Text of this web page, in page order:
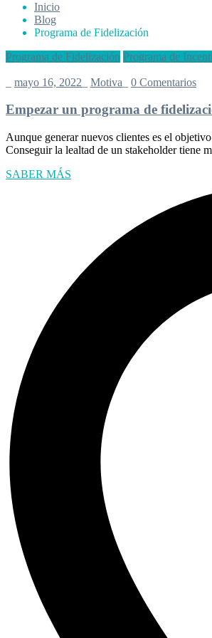
Inicio
Blog
Programa de Fidelización
Programa de Fidelización Programa de
mayo 16, 2022 Motiva 0 Comentarios
Empezar un programa de
Aunque generar nuevos clientes es el
Conseguir la lealtad de un stakeholder tiene
SABER MÁS